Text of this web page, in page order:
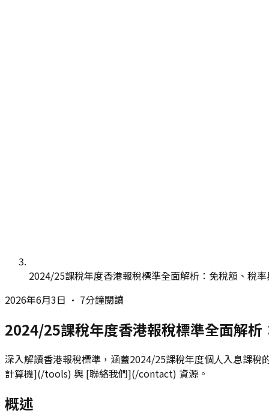
2024/25課稅年度香港報稅標準全面解析：免稅額、稅
2026年6月3日 • 7分鐘閱讀
2024/25課稅年度香港報稅標準全面解
深入解讀香港報稅標準，涵蓋2024/25課稅年度個人入息課
計算機](/tools) 與 [聯絡我們](/contact) 資源。
概述